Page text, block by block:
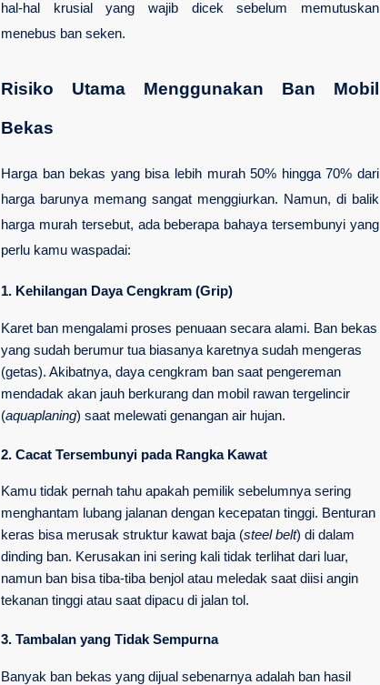
hal-hal krusial yang wajib dicek sebelum memutuskan
menebus ban seken.
Risiko Utama Menggunakan Ban Mobil
Bekas
Harga ban bekas yang bisa lebih murah 50% hingga 70% dari
harga barunya memang sangat menggiurkan. Namun, di balik
harga murah tersebut, ada beberapa bahaya tersembunyi yang
perlu kamu waspadai:
1. Kehilangan Daya Cengkram (Grip)
Karet ban mengalami proses penuaan secara alami. Ban bekas
yang sudah berumur tua biasanya karetnya sudah mengeras
(getas). Akibatnya, daya cengkram ban saat pengereman
mendadak akan jauh berkurang dan mobil rawan tergelincir
(aquaplaning) saat melewati genangan air hujan.
2. Cacat Tersembunyi pada Rangka Kawat
Kamu tidak pernah tahu apakah pemilik sebelumnya sering
menghantam lubang jalanan dengan kecepatan tinggi. Benturan
keras bisa merusak struktur kawat baja (steel belt) di dalam
dinding ban. Kerusakan ini sering kali tidak terlihat dari luar,
namun ban bisa tiba-tiba benjol atau meledak saat diisi angin
tekanan tinggi atau saat dipacu di jalan tol.
3. Tambalan yang Tidak Sempurna
Banyak ban bekas yang dijual sebenarnya adalah ban hasil